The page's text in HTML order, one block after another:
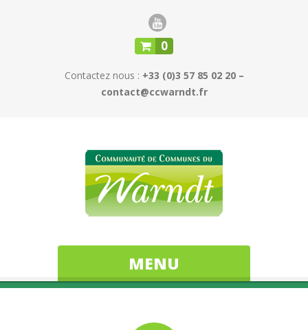
0
Contactez nous : +33 (0)3 57 85 02 20 –
contact@ccwarndt.fr
MENU